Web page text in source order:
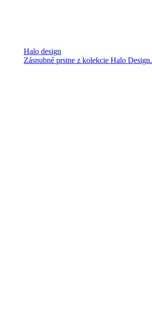
Halo design
Zásnubné prstne z kolekcie Halo Design.